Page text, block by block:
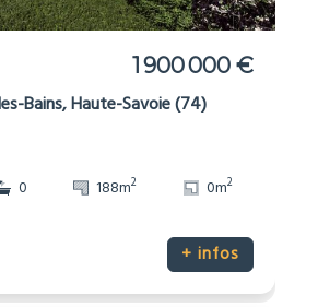
1 900 000 €
Bains, Haute-Savoie (74)
0 188m2 0m2
+ infos